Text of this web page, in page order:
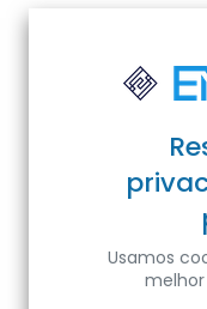
Usamos